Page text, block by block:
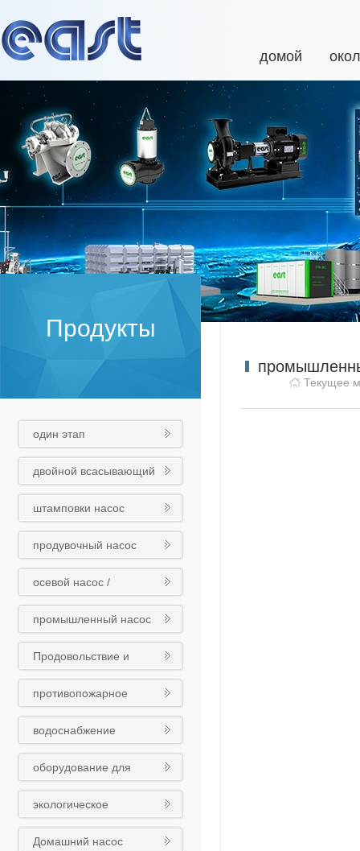
домой
Продукты
один этап
центробежный насос
двойной всасывающий
насос
штамповки насос
продувочный насос
осевой насос /
смесительный насос /
трубный насос
промышленный насос
Продовольствие и
медикаменты
химический насос
противопожарное
оборудование
водоснабжение
оборудования
оборудование для
обработки сточных вод
экологическое
оборудование
Домашний насос
Текущее